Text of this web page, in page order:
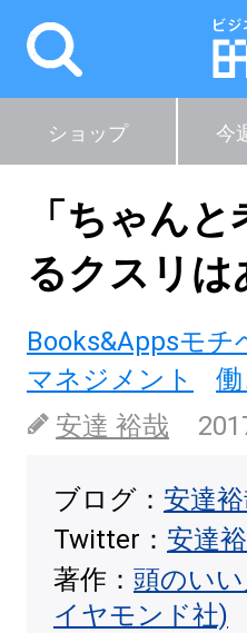
ショップ 今
「ちゃん
るクスリは
Books&Appsモチ
マネジメント
安達 裕哉
ブログ： 安達
Twitter： 安達
著作： 頭のい
イヤモンド社)